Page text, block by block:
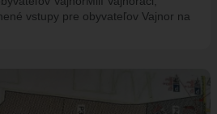
vstupy pre obyvateľov Vajnor na